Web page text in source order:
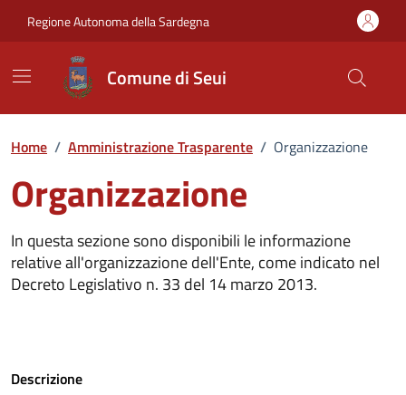
Regione Autonoma della Sardegna
Comune di Seui
Home / Amministrazione Trasparente / Organizzazione
Organizzazione
In questa sezione sono disponibili le informazione
relative all'organizzazione dell'Ente, come indicato nel
Decreto Legislativo n. 33 del 14 marzo 2013.
Descrizione